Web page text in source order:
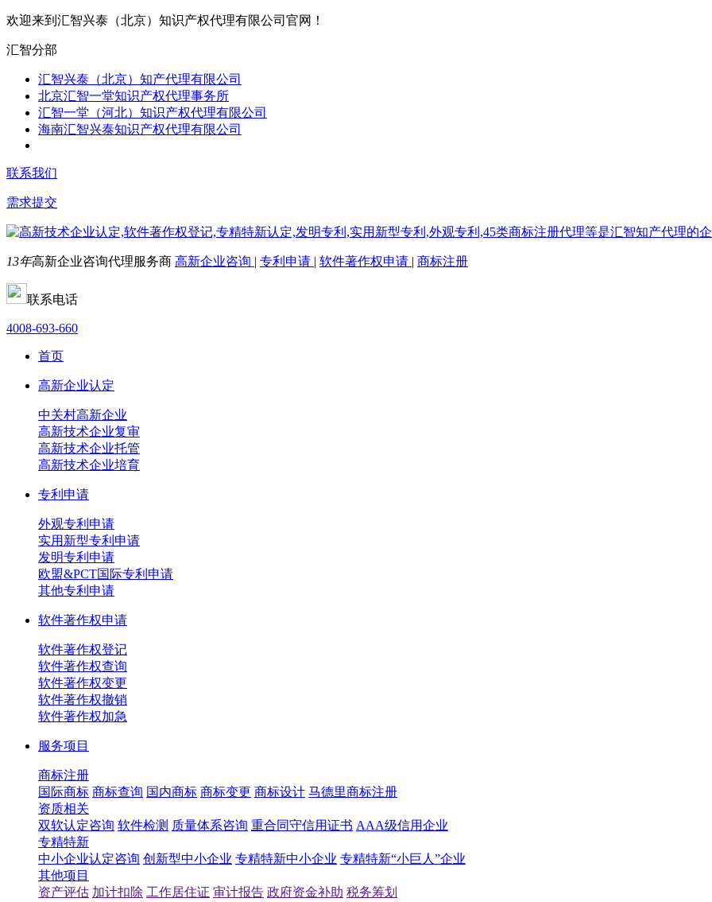
欢迎来到汇智兴泰（北京）知识产权代理有限公司官网！
汇智分部
汇智兴泰（北京）知产代理有限公司
北京汇智一堂知识产权代理事务所
汇智一堂（河北）知识产权代理有限公司
海南汇智兴泰知识产权代理有限公司
联系我们
需求提交
13年高新企业咨询代理服务商 高新企业咨询 | 专利申请 | 软件著作权申请 | 商标注册
联系电话
4008-693-660
首页
高新企业认定
中关村高新企业
高新技术企业复审
高新技术企业托管
高新技术企业培育
专利申请
外观专利申请
实用新型专利申请
发明专利申请
欧盟&PCT国际专利申请
其他专利申请
软件著作权申请
软件著作权登记
软件著作权查询
软件著作权变更
软件著作权撤销
软件著作权加急
服务项目
商标注册
国际商标 商标查询 国内商标 商标变更 商标设计 马德里商标注册
资质相关
双软认定咨询 软件检测 质量体系咨询 重合同守信用证书 AAA级信用企业
专精特新
中小企业认定咨询 创新型中小企业 专精特新中小企业 专精特新“小巨人”企业
其他项目
资产评估 加计扣除 工作居住证 审计报告 政府资金补助 税务筹划